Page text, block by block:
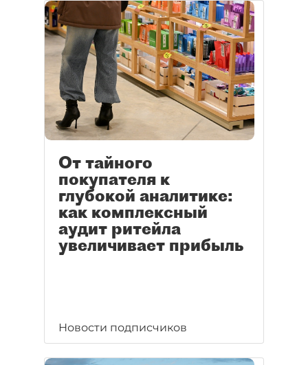
От тайного
покупателя к
глубокой аналитике:
как комплексный
аудит ритейла
увеличивает прибыль
Новости подписчиков